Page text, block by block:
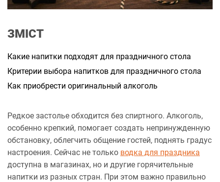
а
ЗМІСТ
Какие напитки подходят для праздничного стола
Критерии выбора напитков для праздничного стола
Как приобрести оригинальный алкоголь
Редкое застолье обходится без спиртного. Алкоголь,
особенно крепкий, помогает создать непринужденную
обстановку, облегчить общение гостей, поднять градус
настроения. Сейчас не только водка для праздника
доступна в магазинах, но и другие горячительные
напитки из разных стран. При этом важно правильно